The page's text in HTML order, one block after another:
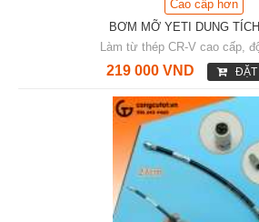
Cao cấp hơn
BƠM MỠ YETI DUNG
Làm từ thép CR-V cao cấp,
219 000 VND ĐẶT